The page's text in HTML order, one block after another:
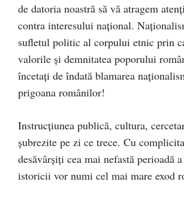
de datoria noastră să vă atragem
contra interesului național.
sufletul politic al corpului etnic prin
valorile și demnitatea poporului
încetați de îndată blamarea
prigoana românilor!
Instrucțiunea publică, cultura,
șubrezite pe zi ce trece. Cu
desăvârșiți cea mai nefastă perioadă
istoricii vor numi cel mai mare exod